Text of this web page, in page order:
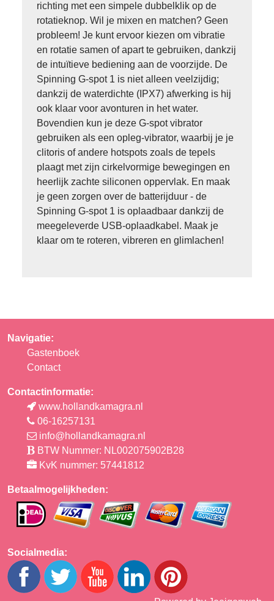
richting met een simpele dubbelklik op de
rotatieknop. Wil je mixen en matchen? Geen
probleem! Je kunt ervoor kiezen om vibratie
en rotatie samen of apart te gebruiken, dankzij
de intuïtieve bediening aan de voorzijde. De
Spinning G-spot 1 is niet alleen veelzijdig;
dankzij de waterdichte (IPX7) afwerking is hij
ook klaar voor avonturen in het water.
Bovendien kun je deze G-spot vibrator
gebruiken als een opleg-vibrator, waarbij je je
clitoris of andere hotspots zoals de tepels
plaagt met zijn cirkelvormige bewegingen en
heerlijk zachte siliconen oppervlak. En maak
je geen zorgen over de batterijduur - de
Spinning G-spot 1 is oplaadbaar dankzij de
meegeleverde USB-oplaadkabel. Maak je
klaar om te roteren, vibreren en glimlachen!
Navigatie:
Gastenboek
Contact
Contactinformatie:
www.hollandkamagra.nl
06-16257131
info@hollandkamagra.nl
BTW Nummer: NL002075902B28
KvK nummer: 57441812
Betaalmogelijkheden:
Socialmedia: